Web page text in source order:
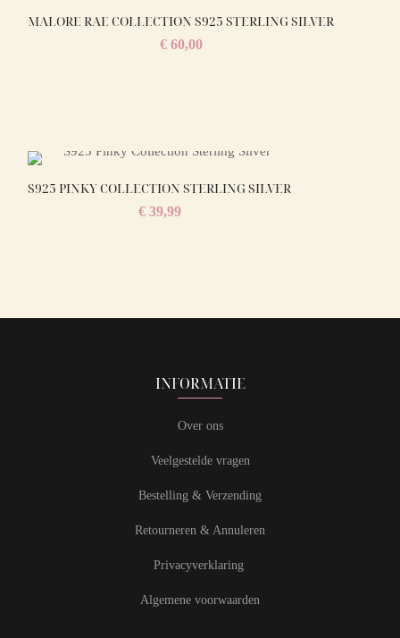
MALORE RAE COLLECTION S925 STERLING SILVER
€60,00
S925 PINKY COLLECTION STERLING SILVER
€39,99
INFORMATIE
Over ons
Veelgestelde vragen
Bestelling & Verzending
Retourneren & Annuleren
Privacyverklaring
Algemene voorwaarden